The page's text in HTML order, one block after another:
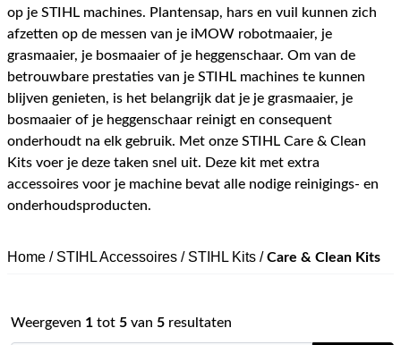
op je STIHL machines. Plantensap, hars en vuil kunnen zich
afzetten op de messen van je iMOW robotmaaier, je
grasmaaier, je bosmaaier of je heggenschaar. Om van de
betrouwbare prestaties van je STIHL machines te kunnen
blijven genieten, is het belangrijk dat je je grasmaaier, je
bosmaaier of je heggenschaar reinigt en consequent
onderhoudt na elk gebruik. Met onze STIHL Care & Clean
Kits voer je deze taken snel uit. Deze kit met extra
accessoires voor je machine bevat alle nodige reinigings- en
onderhoudsproducten.
Home / STIHL Accessoires / STIHL Kits /Care & Clean Kits
Weergeven 1 tot 5 van 5 resultaten